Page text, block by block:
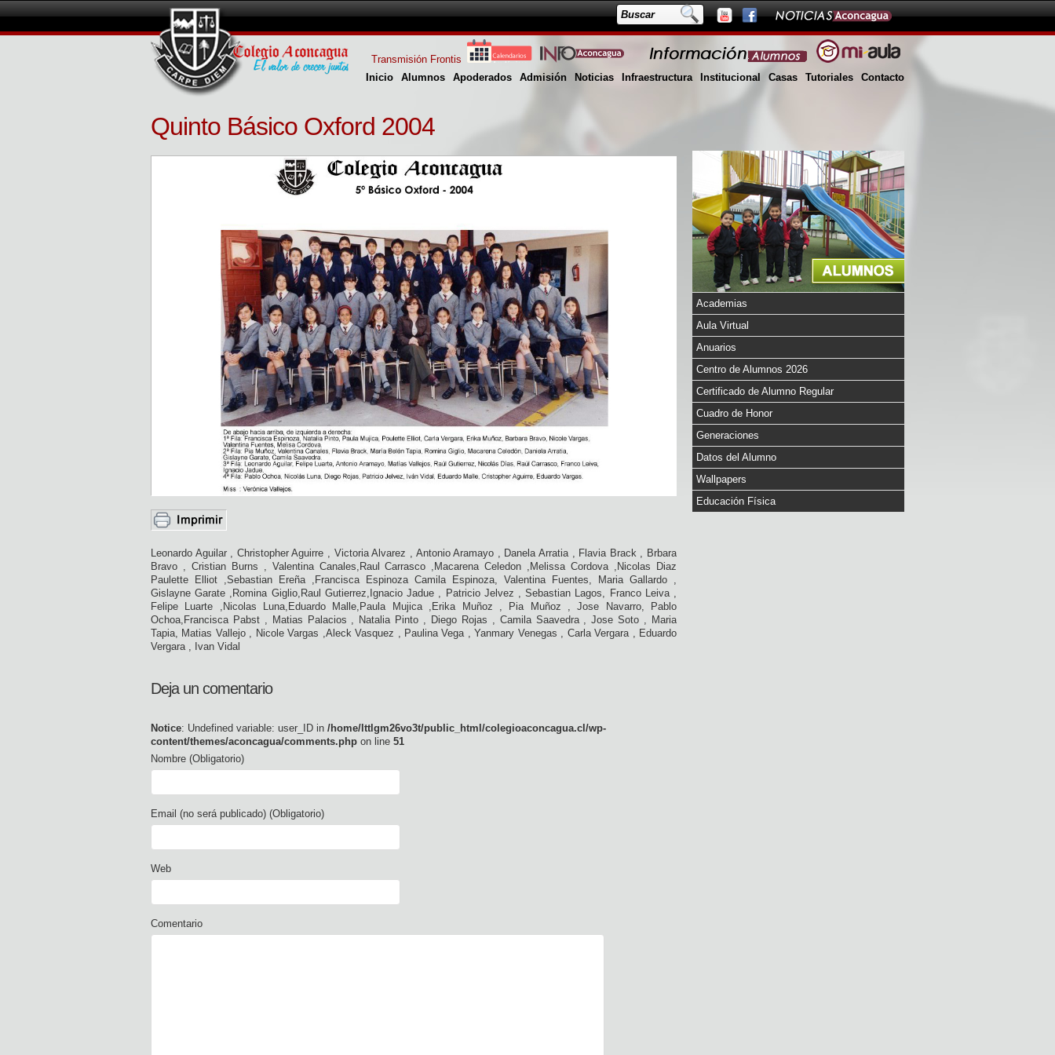
Inicio Alumnos Apoderados Admisión Noticias Infraestructura Institucional Casas Tutoriales Contacto
Transmisión Frontis
Quinto Básico Oxford 2004
Leonardo Aguilar , Christopher Aguirre , Victoria Alvarez , Antonio Aramayo , Danela Arratia , Flavia Brack , Brbara
Bravo , Cristian Burns , Valentina Canales,Raul Carrasco ,Macarena Celedon ,Melissa Cordova ,Nicolas Diaz
Paulette Elliot ,Sebastian Ereña ,Francisca Espinoza Camila Espinoza, Valentina Fuentes, Maria Gallardo ,
Gislayne Garate ,Romina Giglio,Raul Gutierrez,Ignacio Jadue , Patricio Jelvez , Sebastian Lagos, Franco Leiva ,
Felipe Luarte ,Nicolas Luna,Eduardo Malle,Paula Mujica ,Erika Muñoz , Pia Muñoz , Jose Navarro, Pablo
Ochoa,Francisca Pabst , Matias Palacios , Natalia Pinto , Diego Rojas , Camila Saavedra , Jose Soto , Maria
Tapia, Matias Vallejo , Nicole Vargas ,Aleck Vasquez , Paulina Vega , Yanmary Venegas , Carla Vergara , Eduardo
Vergara , Ivan Vidal
Deja un comentario
Notice: Undefined variable: user_ID in /home/lttlgm26vo3t/public_html/colegioaconcagua.cl/wp-
content/themes/aconcagua/comments.php on line 51
Nombre (Obligatorio)
Email (no será publicado) (Obligatorio)
Web
Comentario
Academias
Aula Virtual
Anuarios
Centro de Alumnos 2026
Certificado de Alumno Regular
Cuadro de Honor
Generaciones
Datos del Alumno
Wallpapers
Educación Física